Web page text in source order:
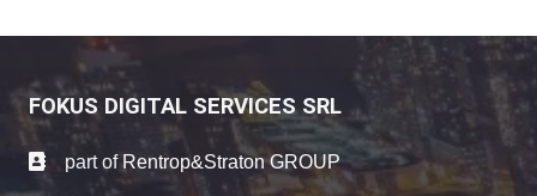
FOKUS DIGITAL SERVICES SRL
part ofRentrop&Straton GROUP